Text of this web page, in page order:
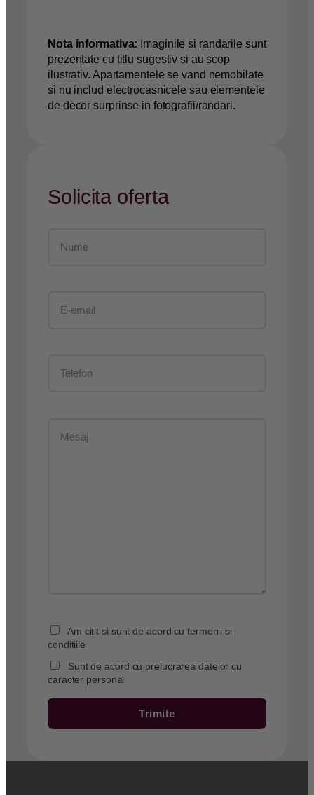
Nota informativa: Imaginile si randarile sunt
prezentate cu titlu sugestiv si au scop
ilustrativ. Apartamentele se vand nemobilate
si nu includ electrocasnicele sau elementele
de decor surprinse in fotografii/randari.
Solicita oferta
Am citit si sunt de acord cu termenii si
conditiile
Sunt de acord cu prelucrarea datelor cu
caracter personal